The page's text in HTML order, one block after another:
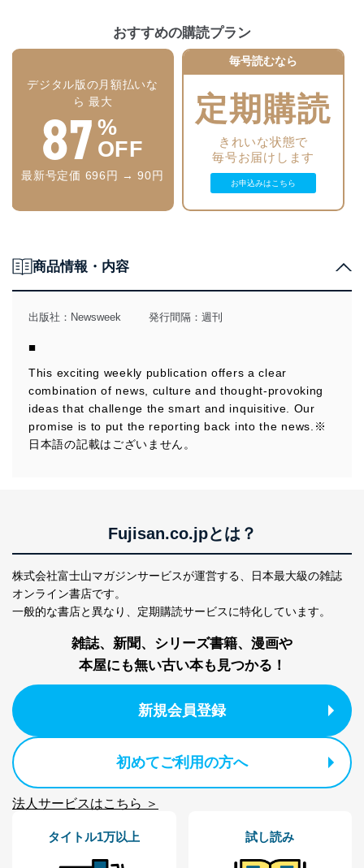
おすすめの購読プラン
デジタル版の月額払いな
ら 最大
87 %
OFF
最新号定価 696円 → 90円
毎号読むなら
定期購読
きれいな状態で
毎号お届けします
お申込みはこちら
商品情報・内容
出版社： Newsweek 発行間隔：週刊
■
This exciting weekly publication offers a clear
combination of news, culture and thought-provoking
ideas that challenge the smart and inquisitive. Our
promise is to put the reporting back into the news.※
日本語の記載はございません。
Fujisan.co.jpとは？
株式会社富士山マガジンサービスが運営する、
日本最大級の雑誌
オンライン書店です。
一般的な書店と異なり、 定期購読サービスに特化しています。
雑誌、新聞、シリーズ書籍、漫画や
本屋にも無い古い本も見つかる！
新規会員登録
初めてご利用の方へ
法人サービスはこちら ＞
タイトル1万以上 試し読み